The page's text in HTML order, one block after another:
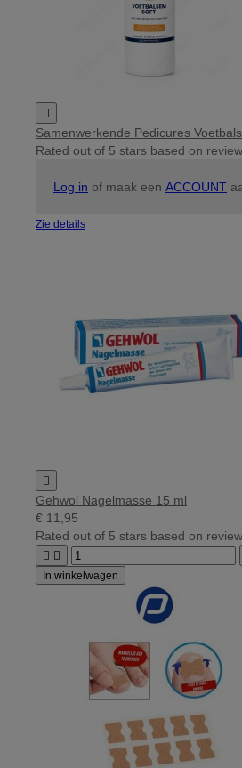

Samenwerkende Pedicures
Rated out of 5 stars based on
Log in of maak een ACCOUNT
Zie details

Gehwol Nagelmasse 15 ml
€ 11,95
Rated out of 5 stars based on
 
In winkelwagen